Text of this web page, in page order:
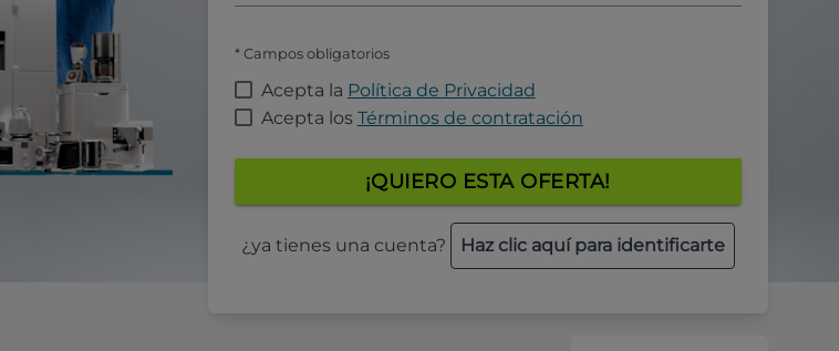
* Campos obligatorios
Acepta la Política de Privacidad
Acepta los Términos de contratación
¡QUIERO ESTA OFERTA!
¿ya tienes una cuenta? Haz clic aquí para identificarte